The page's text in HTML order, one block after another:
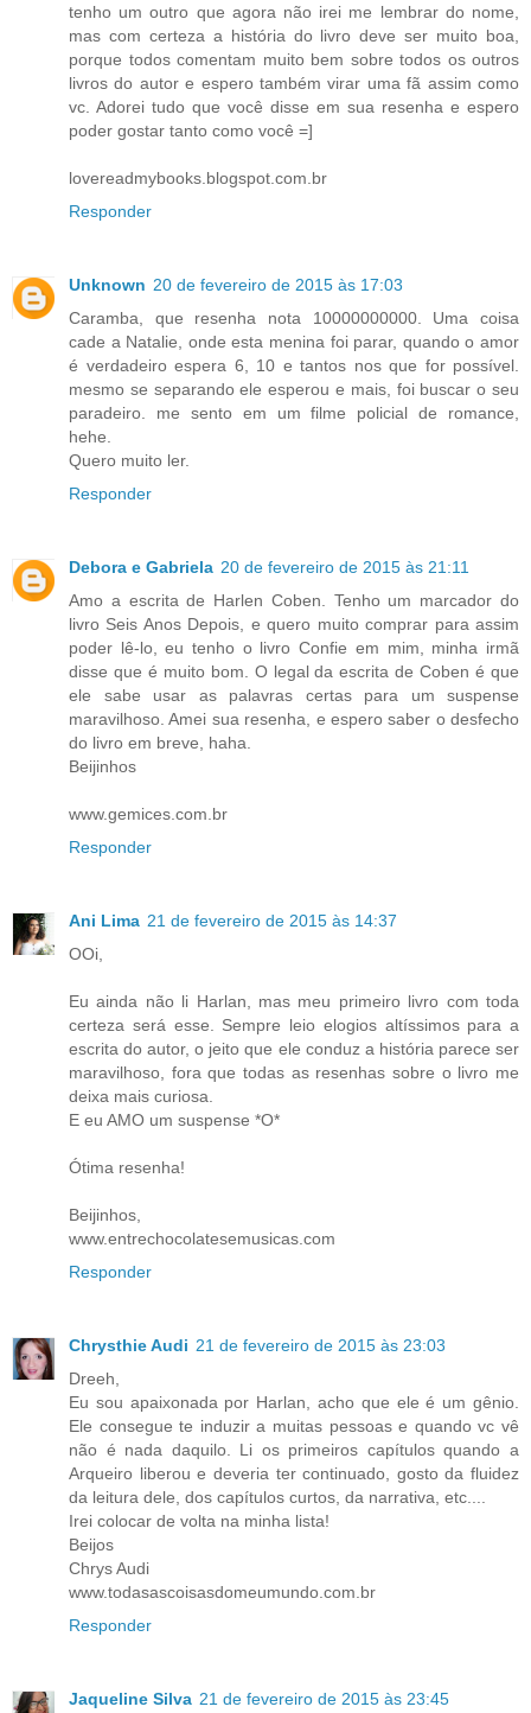
tenho um outro que agora não irei me lembrar do nome,
mas com certeza a história do livro deve ser muito boa,
porque todos comentam muito bem sobre todos os outros
livros do autor e espero também virar uma fã assim como
vc. Adorei tudo que você disse em sua resenha e espero
poder gostar tanto como você =]
lovereadmybooks.blogspot.com.br
Responder
Unknown 20 de fevereiro de 2015 às 17:03
Caramba, que resenha nota 10000000000. Uma coisa
cade a Natalie, onde esta menina foi parar, quando o amor
é verdadeiro espera 6, 10 e tantos nos que for possível.
mesmo se separando ele esperou e mais, foi buscar o seu
paradeiro. me sento em um filme policial de romance,
hehe.
Quero muito ler.
Responder
Debora e Gabriela 20 de fevereiro de 2015 às 21:11
Amo a escrita de Harlen Coben. Tenho um marcador do
livro Seis Anos Depois, e quero muito comprar para assim
poder lê-lo, eu tenho o livro Confie em mim, minha irmã
disse que é muito bom. O legal da escrita de Coben é que
ele sabe usar as palavras certas para um suspense
maravilhoso. Amei sua resenha, e espero saber o desfecho
do livro em breve, haha.
Beijinhos
www.gemices.com.br
Responder
Ani Lima 21 de fevereiro de 2015 às 14:37
OOi,
Eu ainda não li Harlan, mas meu primeiro livro com toda
certeza será esse. Sempre leio elogios altíssimos para a
escrita do autor, o jeito que ele conduz a história parece ser
maravilhoso, fora que todas as resenhas sobre o livro me
deixa mais curiosa.
E eu AMO um suspense *O*
Ótima resenha!
Beijinhos,
www.entrechocolatesemusicas.com
Responder
Chrysthie Audi 21 de fevereiro de 2015 às 23:03
Dreeh,
Eu sou apaixonada por Harlan, acho que ele é um gênio.
Ele consegue te induzir a muitas pessoas e quando vc vê
não é nada daquilo. Li os primeiros capítulos quando a
Arqueiro liberou e deveria ter continuado, gosto da fluidez
da leitura dele, dos capítulos curtos, da narrativa, etc....
Irei colocar de volta na minha lista!
Beijos
Chrys Audi
www.todasascoisasdomeumundo.com.br
Responder
Jaqueline Silva 21 de fevereiro de 2015 às 23:45